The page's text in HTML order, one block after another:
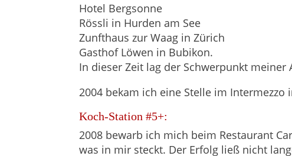
Hotel Bergsonne
Rössli in Hurden am See
Zunfthaus zur Waag in Zürich
Gasthof Löwen in Bubikon.
In dieser Zeit lag der Schwerpunkt
2004 bekam ich eine Stelle im Intermezzo
Koch-Station #5+:
2008 bewarb ich mich beim Restaurant
was in mir steckt. Der Erfolg ließ nicht